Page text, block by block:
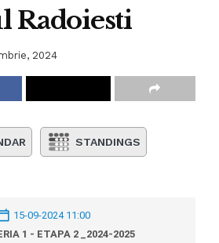
Radoiesti
2024
STANDINGS
15-09-2024 11:00
1 - ETAPA 2 _2024-2025